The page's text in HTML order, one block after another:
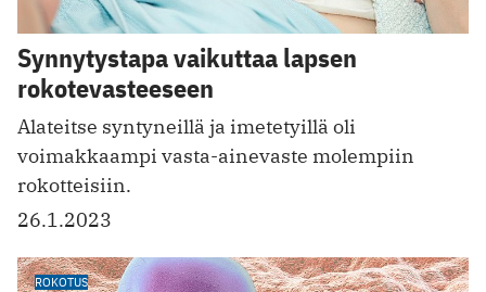
Synnytystapa vaikuttaa lapsen
rokotevasteeseen
Alateitse syntyneillä ja imetetyillä oli
voimakkaampi vasta-ainevaste molempiin
rokotteisiin.
26.1.2023
ROKOTUS